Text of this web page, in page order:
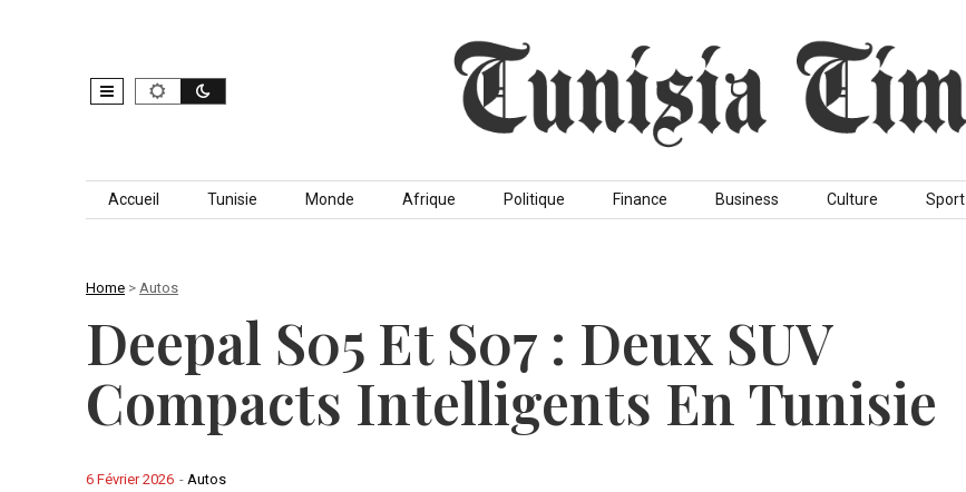
Skip to content
Accueil Tunisie Monde Afrique Politique Finance Business Culture Sport
Home > Autos
Deepal S05 Et S07 : Deux SUV
Compacts Intelligents En Tunisie
- Autos
6 Février 2026